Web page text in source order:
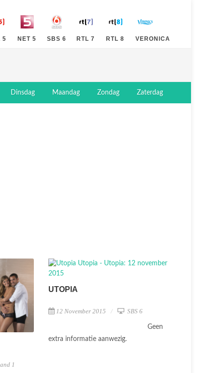
5 NET 5 SBS 6 RTL 7 RTL 8 VERONICA
Dinsdag Maandag Zondag Zaterdag
1
UTOPIA
12 November 2015 SBS 6
Geen
extra informatie aanwezig.